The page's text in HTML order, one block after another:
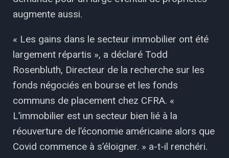
augmente aussi.
« Les gains dans le secteur immobilier ont été
largement répartis », a déclaré Todd
Rosenbluth, Directeur de la recherche sur les
fonds négociés en bourse et les fonds
communs de placement chez CFRA. «
L’immobilier est un secteur bien lié à la
réouverture de l’économie américaine alors que
Covid commence à s’éloigner. » a-t-il renchéri.